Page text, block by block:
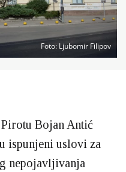
Foto: Ljubomir Filipov
Bojan Antić
ispunjeni uslovi za
nepojavljivanja